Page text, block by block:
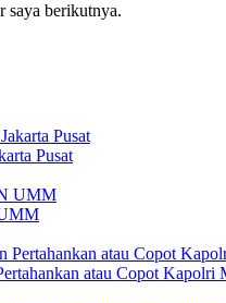
saya berikutnya.
Pusat
atau Copot Kapolri